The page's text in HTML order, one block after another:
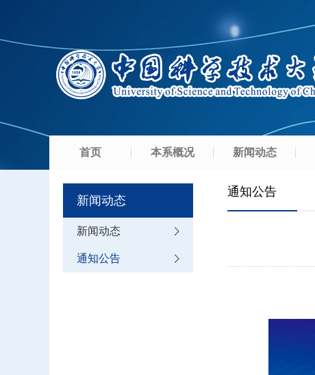
首页 本系概况 新闻动态
新闻动态
新闻动态
通知公告
通知公告